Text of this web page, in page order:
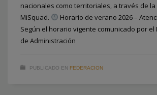
nacionales como territoriales, a través de
MiSquad.
Horario de verano 2026 –
Según el horario vigente comunicado por
de Administración
PUBLICADO EN FEDERACION